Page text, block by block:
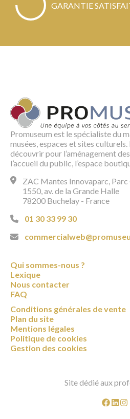
GARANTIE
Promuseum est le spécialiste du
musées, espaces et sites
découvrir pour l’aménagement
l’accueil du public, l’espace
ZAC Mantes Innovaparc,
1550, av. de la Grande Halle
78200 Buchelay - France
01 30 33 99 30
Qui sommes-nous ?
Lexique
Nous contacter
FAQ
Conditions générales de vente
Plan du site
Mentions légales
Politique de cookies
Gestion des cookies
Site dédié aux